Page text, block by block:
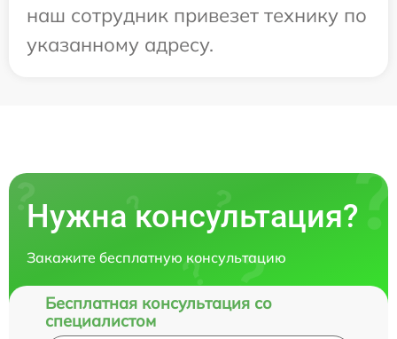
наш сотрудник привезет технику по
указанному адресу.
Нужна консультация?
Закажите бесплатную консультацию
Бесплатная консультация со
специалистом